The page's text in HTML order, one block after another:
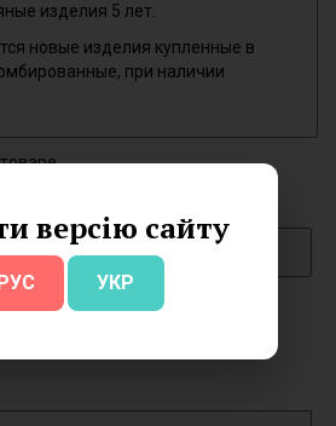
версію сайту
УКР
изделия 5 лет.
новые изделия купленные в
при наличии